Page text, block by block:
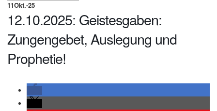
11Okt.-25
12.10.2025: Geistesgaben:
Zungengebet, Auslegung und
Prophetie!